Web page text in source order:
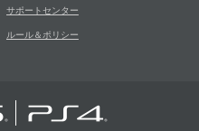
サポートセンター
ルール＆ポリシー